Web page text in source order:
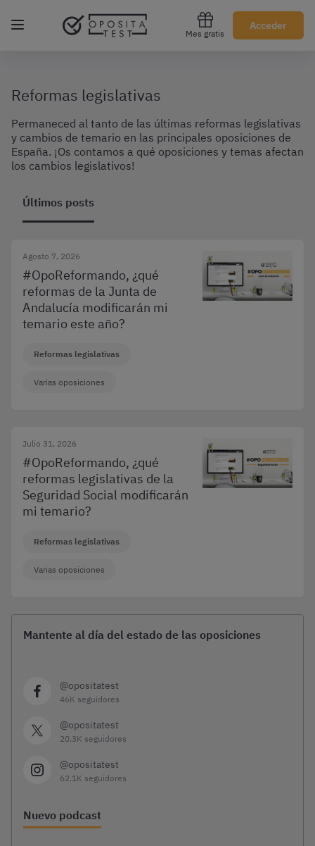
Mes gratis
Acceder
Regístrate gratis
Reformas legislativas
Permaneced al tanto de las últimas reformas legislativas
y cambios de temario en las principales oposiciones de
España. ¡Os contamos a qué oposiciones y temas afectan
los cambios legislativos!
Últimos posts
Agosto 7, 2026
#OpoReformando, ¿qué
reformas de la Junta de
Andalucía modificarán mi
temario este año?
Reformas legislativas
Varias oposiciones
Julio 31, 2026
#OpoReformando, ¿qué
reformas legislativas de la
Seguridad Social modificarán
mi temario?
Reformas legislativas
Varias oposiciones
Mantente al día del estado de las oposiciones
@opositatest
46K seguidores
@opositatest
20.3K seguidores
@opositatest
62.1K seguidores
Nuevo podcast